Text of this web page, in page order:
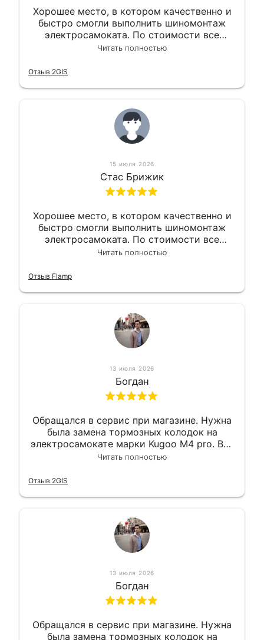
Хорошее место, в котором качественно и
быстро смогли выполнить шиномонтаж
электросамоката. По стоимости все
вышло вообще приемлемо хочу сказать.
Читать полностью
Отзыв 2GIS
15 июля 2026
Стас Брижик
Хорошее место, в котором качественно и
быстро смогли выполнить шиномонтаж
электросамоката. По стоимости все
вышло вообще приемлемо хочу сказать.
Читать полностью
Отзыв Flamp
13 июля 2026
Богдан
Обращался в сервис при магазине. Нужна
была замена тормозных колодок на
электросамокате марки Kugoo M4 pro. Всё
сделали в лучшем виде и в максимально
гарантии, поэтому и обратился в этот
Читать полностью
Отзыв 2GIS
13 июля 2026
Богдан
Обращался в сервис при магазине. Нужна
была замена тормозных колодок на